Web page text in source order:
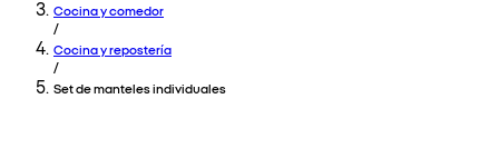
Cocina y comedor
/
Cocina y repostería
/
Set de manteles individuales